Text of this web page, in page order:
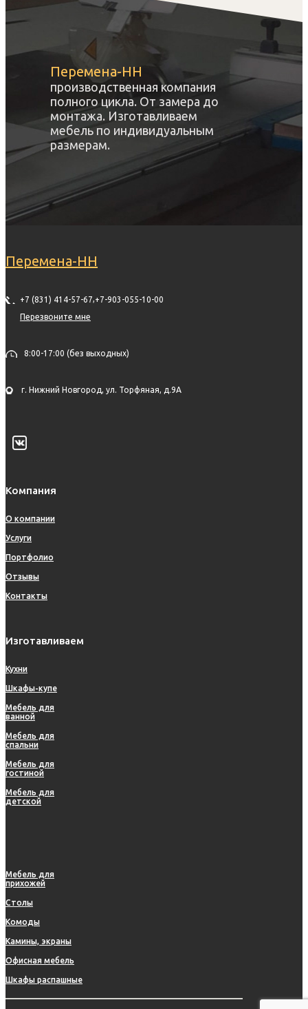
Перемена-НН
производственная компания
полного цикла. От замера до
монтажа. Изготавливаем
мебель по индивидуальным
размерам.
Перемена-НН
+7 (831) 414-57-67,+7-903-055-10-00
Перезвоните мне
8:00-17:00 (без выходных)
г. Нижний Новгород, ул. Торфяная, д.9А
Компания
О компании
Услуги
Портфолио
Отзывы
Контакты
Изготавливаем
Кухни
Шкафы-купе
Мебель для
ванной
Мебель для
спальни
Мебель для
гостиной
Мебель для
детской
Мебель для
прихожей
Столы
Комоды
Камины, экраны
Офисная мебель
Шкафы распашные